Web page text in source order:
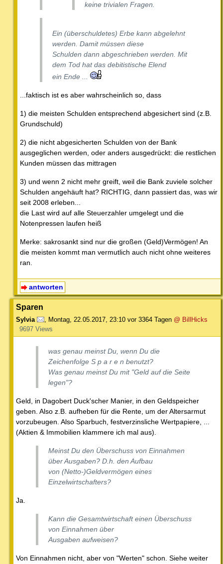
keine trivialen Fragen.
Ein (überschuldetes) Erbe kann abgelehnt
werden. Damit müssen diese
Schulden dann abgeschrieben werden. Mit
dem Tod hat das debitistische Elend
ein Ende ...
...faktisch ist es aber wahrscheinlich so, dass
1) die meisten Schulden entsprechend abgesichert sind (z.B.
Grundschuld)
2) die nicht abgesicherten Schulden von der Bank
ausgeglichen werden, oder anders ausgedrückt: die restlichen
Kunden müssen das mittragen
3) und wenn 2 nicht mehr greift, weil die Bank zuviele solcher
Schulden angehäuft hat? RICHTIG, dann passiert das, was wir
seit 2008 erleben...
die Last wird auf alle Steuerzahler umgelegt und die
Notenpressen laufen heiß
Merke: sakrosankt sind nur die großen (Geld)Vermögen! An
die meisten kommt man vermutlich auch nicht ohne weiteres
ran.
antworten
Sparen
Sylvia , Montag, 22.05.2017, 23:10 vor 3364 Tagen @ BillHicks
9697 Views
was genau meinst Du, wenn Du die
Zeichenfolge S p a r e n benutzt?
Was genau meinst Du mit "Geld auf die Seite
legen"?
Geld, in Dagobert Duck'scher Manier, in den Geldspeicher
geben. Also z.B. aufheben für die Rente, um der Altersarmut
vorzubeugen. Also Sparbuch, festverzinsliche Wertpapiere, ...
(Aktien & Immobilien klammere ich mal aus).
Meinst Du den Überschuss von Einnahmen
über Ausgaben? D.h. den Aufbau
von (Netto-)Geldvermögen eines
Einzelwirtschafters?
Ja.
Kann die Gesamtwirtschafteinen Überschuss
von Einnahmen über
Ausgaben aufweisen?
Von Einnahmen nicht, aber von "Werten" schon. Siehe weiter